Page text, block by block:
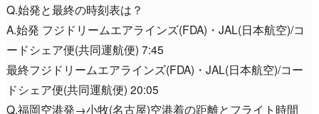
Q.始発と最終の時刻表は？
A.始発 フジドリームエアラインズ(FDA)・JAL(日本航空)/コ
ードシェア便(共同運航便) 7:45
最終フジドリームエアラインズ(FDA)・JAL(日本航空)/コー
ドシェア便(共同運航便) 20:05
Q.福岡空港発→小牧(名古屋)空港着の距離とフライト時間